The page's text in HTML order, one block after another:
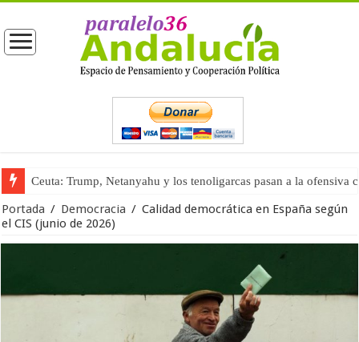
Ceuta: Trump, Netanyahu y los tenoligarcas pasan a la ofensiva
La masificación turística (tercera parte)
Portada / Democracia / Calidad democrática en España según
el CIS (junio de 2026)